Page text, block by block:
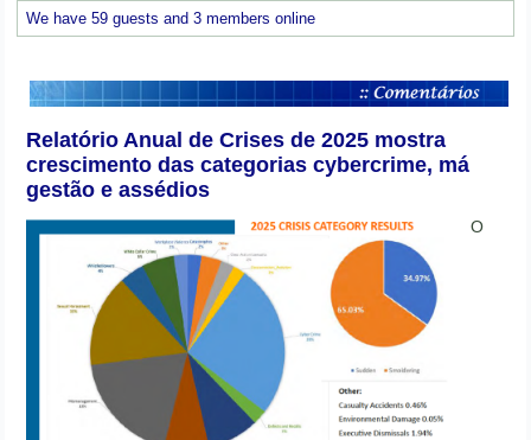
We have 59 guests and 3 members online
Relatório Anual de Crises de 2025 mostra
crescimento das categorias cybercrime, má
gestão e assédios
O